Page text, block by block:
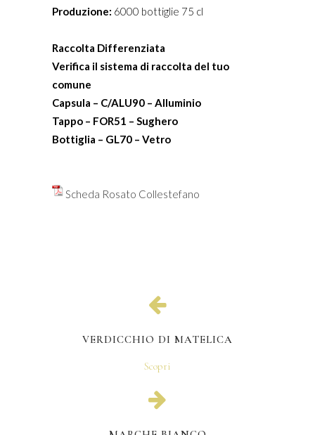
Produzione: 6000 bottiglie 75 cl
Raccolta Differenziata
Verifica il sistema di raccolta del tuo
comune
Capsula – C/ALU90 – Alluminio
Tappo – FOR51 – Sughero
Bottiglia – GL70 – Vetro
Scheda Rosato Collestefano
VERDICCHIO DI MATELICA
Scopri